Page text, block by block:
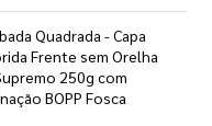
Quadrada - Capa
Frente sem Orelha
250g com
BOPP Fosca